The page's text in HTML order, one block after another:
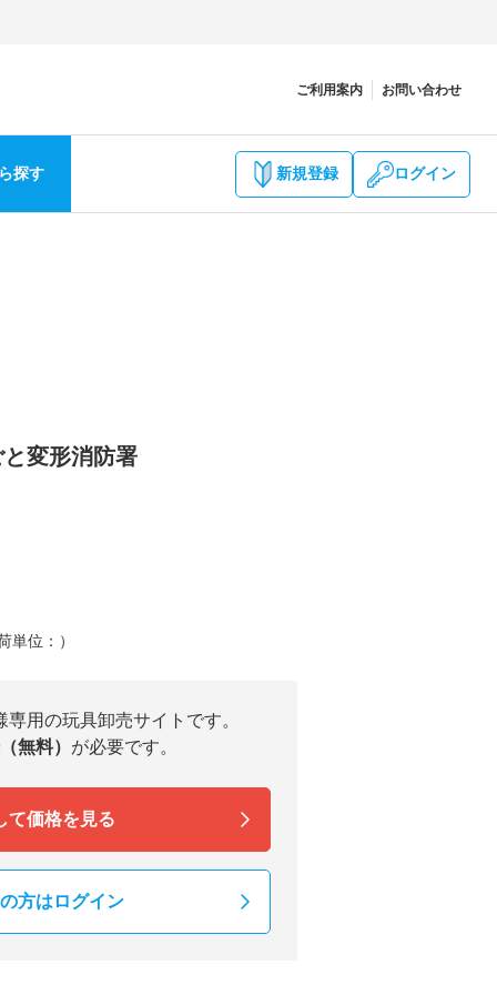
ご利用案内 お問い合わせ
探す 新規登録 ログイン
変形消防署
単位：）
用の玩具卸売サイトです。
無料） が必要です。
て価格を見る
方はログイン